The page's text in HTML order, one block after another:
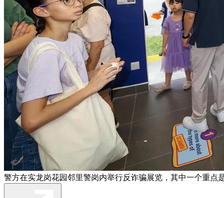
警方在实龙岗花园邻里警岗内举行反诈骗展览，其中一个重点